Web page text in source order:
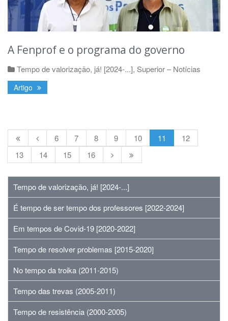
A Fenprof e o programa do governo
Tempo de valorização, já! [2024-...], Superior – Notícias
Artigo
6 7 8 9 10 11
12
13
14 15 16
Tempo de valorização, já! [2024-...]
É tempo de ser tempo dos professores [2022-2024]
Em tempos de Covid-19 [2020-2022]
Tempo de resolver problemas [2015-2020]
No tempo da troika (2011-2015)
Tempo das trevas (2005-2011)
Tempo de resistência (2000-2005)